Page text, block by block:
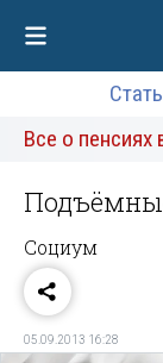
Все о пенсиях
Социум
05.09.2013 16:28